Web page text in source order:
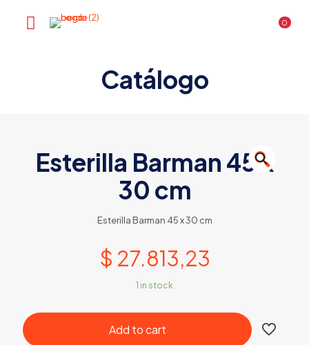
0
Catálogo
🔍
Esterilla Barman 45 x
30 cm
Esterilla Barman 45 x 30 cm
$ 27.813,23
1 in stock
Add to cart